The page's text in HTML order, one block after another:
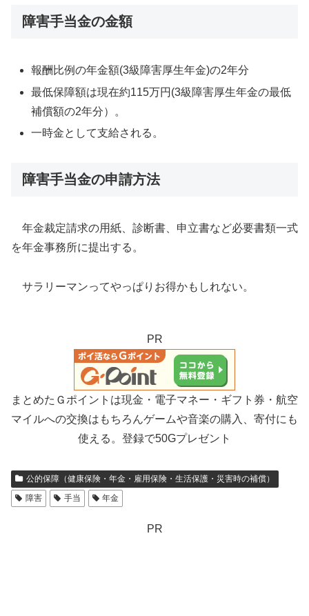
障害手当金の金額
報酬比例の年金額(3級障害厚生年金)の2年分
最低保障額は現在約115万円(3級障害厚生年金の最低
補償額の2年分）。
一時金として支給される。
障害手当金の申請方法
年金裁定請求の用紙、診断書、申立書など必要書類一式
を年金事務所に提出する。
サラリーマンってやっぱりお得かもしれない。
PR
まとめたＧポイントは現金・電子マネー・ギフト券・航空
マイルへの交換はもちろんゲームや音楽の購入、寄付にも
使える。登録で50Gプレゼント
公的保障（健康保険・年金・雇用保険・生活保護・災害時の補償）
障害
手当 年金
PR